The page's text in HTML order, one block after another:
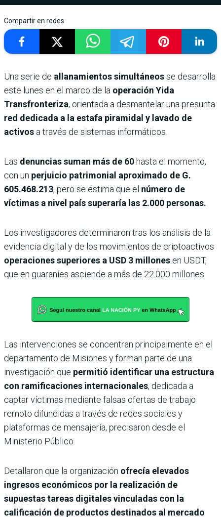
Compartir en redes
Una serie de allanamientos simultáneosse desarrolla
este lunes en el marco de la operación Yida
Transfronteriza, orientada a desmantelar una presunta
red dedicada a la estafa piramidal y lavado de
activos a través de sistemas informáticos.
Las denuncias suman más de 60hasta el momento,
con un perjuicio patrimonial aproximado de G.
605.468.213, pero se estima que el número de
víctimas a nivel país superaría las 2.000 personas.
Los investigadores determinaron tras los análisis de la
evidencia digital y de los movimientos de criptoactivos
operaciones superiores a USD 3 millones en USDT,
que en guaraníes asciende a más de 22.000 millones.
Las intervenciones se concentran principalmente en el
departamento de Misiones y forman parte de una
investigación que permitió identificar una estructura
con ramificaciones internacionales, dedicada a
captar víctimas mediante falsas ofertas de trabajo
remoto difundidas a través de redes sociales y
plataformas de mensajería, precisaron desde el
Ministerio Público.
Detallaron que la organización ofrecía elevados
ingresos económicos por la realización de
supuestas tareas digitales vinculadas con la
calificación de productos destinados al mercado